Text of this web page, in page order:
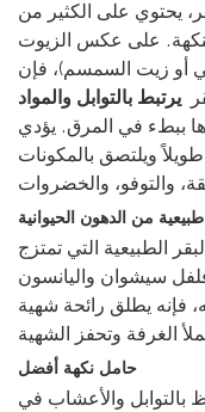
يحتوي على الكثير من
على عكس الزيوت
أو زيت السمسم)، فإن
يرتبط بالتوابل والمواد
ببطء في المرق. يؤدي
ويلتصق بالمكونات
من الدهون الحيوانية
الطبيعية التي تمتزج
سيشوان واليانسون
فإنه يطلق رائحة شهية
حامل نكهة أفضل
بالتوابل والأعشاب في